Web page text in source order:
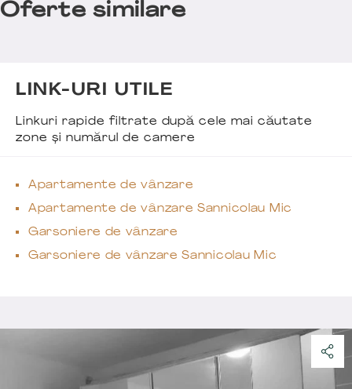
Oferte similare
LINK-URI UTILE
Linkuri rapide filtrate după cele mai căutate
zone și numărul de camere
Apartamente de vânzare
Apartamente de vânzare Sannicolau Mic
Garsoniere de vânzare
Garsoniere de vânzare Sannicolau Mic